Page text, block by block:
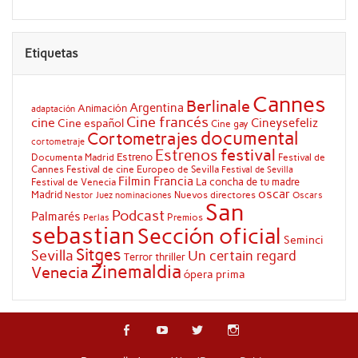
Etiquetas
adaptación AnimaciónArgentina Berlinale Cannes
cine Cine español Cine francés Cine gay Cineysefeliz
cortometraje Cortometrajes documental
Documenta Madrid Estreno Estrenos festival Festival de
Cannes Festival de cine Europeo de Sevilla Festival de Sevilla
Festival de Venecia Filmin Francia La concha de tu madre
Madrid Nestor Juez nominaciones Nuevos directores oscar Oscars
Palmarés Perlas Podcast Premios San
sebastianSección oficial Seminci
Sevilla Sitges Terrorthriller Un certain regard
Venecia Zinemaldia ópera prima